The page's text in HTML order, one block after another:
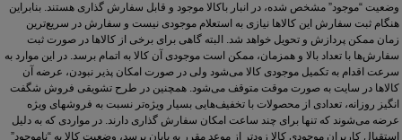
وضعیت “موجود” مشخص شده، در انبار باکالا موجود و قابل سفارش گذاری هستند. بنابراین
هنگام ثبت سفارش این کالاها نیازی به استعلام موجودی نیست و سفارش در سریع‏‌ترین
زمان ممکن پردازش و تحویل خواهد شد. البته گاهی برای برخی از کالاها در صورت ثبت
سفارش‏‌ها با تعداد بالا و همزمان، ممکن است موجودی آن کالا به اتمام برسد. در این موارد به
سرعت اقدام به تکمیل موجودی کالا می‌شود ولی در صورت امکان پذیر نبودن، عرضه آن
کالاها در سایت به صورت موقت متوقف می‌شود. همچنین در طرح تشویقی فروش شگفت
انگیز روزانه، تعدادی از محصولات با تخفیف‏‌هایی بسیار ویژه‌‏تر نسبت به فروش‏های ویژه
عرضه می‏‌شوند که تنها برای چند ساعت امکان سفارش‏ گذاری دارند. در مواردی که به دلیل
استقبال کاربران موجودی کالا زودتر از موعد مقرر به پایان برسد، وضعیت کالا به “ناموجود”